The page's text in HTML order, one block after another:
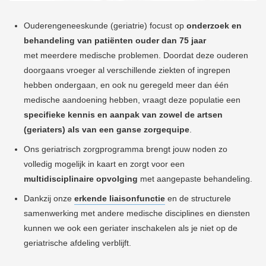
Ouderengeneeskunde (geriatrie) focust op onderzoek en
behandeling van patiënten ouder dan 75 jaar
met meerdere medische problemen. Doordat deze ouderen
doorgaans vroeger al verschillende ziekten of ingrepen
hebben ondergaan, en ook nu geregeld meer dan één
medische aandoening hebben, vraagt deze populatie een
specifieke kennis en aanpak van zowel de artsen
(geriaters) als van een ganse zorgequipe
Ons geriatrisch zorgprogramma brengt jouw noden zo
volledig mogelijk in kaart en zorgt voor een
multidisciplinaire opvolging met aangepaste behandeling.
Dankzij onze erkende liaisonfunctie en de structurele
samenwerking met andere medische disciplines en diensten
kunnen we ook een geriater inschakelen als je niet op de
geriatrische afdeling verblijft.